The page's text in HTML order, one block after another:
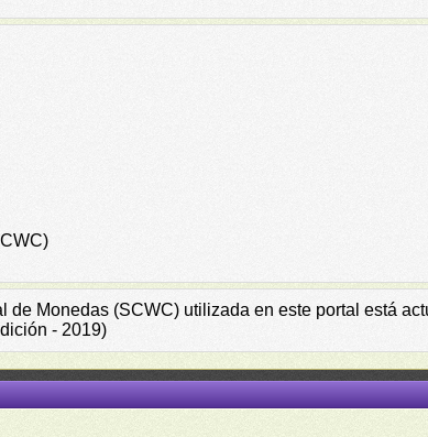
Monedas (SCWC) utilizada en este portal está
- 2019)